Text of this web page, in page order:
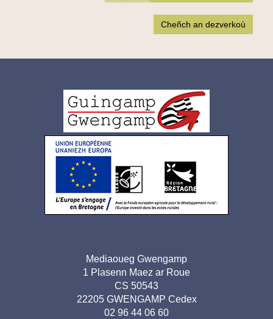
Cheñch an dezverkoù
de
page
Mediaoueg Gwengamp
1 Plasenn Maez ar Roue
CS 50543
22205 GWENGAMP Cedex
02 96 44 06 60